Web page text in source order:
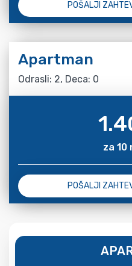
POŠALJI
Apartman
Odrasli: 2, Deca: 0
za 10
POŠALJI